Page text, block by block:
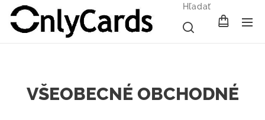
Hľadať
VŠEOBECNÉ OBCHODNÉ